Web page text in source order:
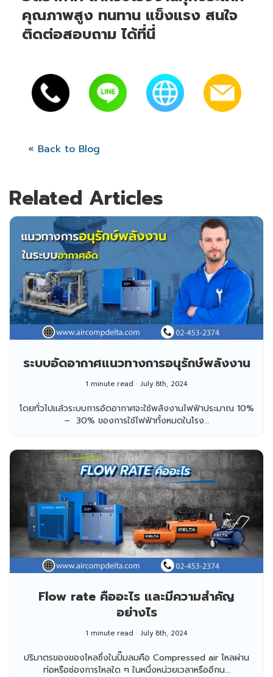
คุณภาพสูง ทนทาน แข็งแรง สนใจ
ติดต่อสอบถาม ได้ที่นี่
« Back to Blog
Related Articles
ระบบอัดอากาศแนวทางการอนุรักษ์พลังงาน
1 minute read July 8th, 2024
โดยทั่วไปแล้วระบบการอัดอากาศจะใช้พลังงานไฟฟ้าประมาณ 10%
– 30% ของการใช้ไฟฟ้าทั้งหมดในโรง...
Flow rate คืออะไร และมีความสำคัญ
อย่างไร
1 minute read July 8th, 2024
ปริมาตรของของไหลซึ่งในปั๊มลมคือ Compressed air ไหลผ่าน
ท่อหรือช่องการไหลใด ๆ ในหนึ่งหน่วยเวลาหรืออีกน...